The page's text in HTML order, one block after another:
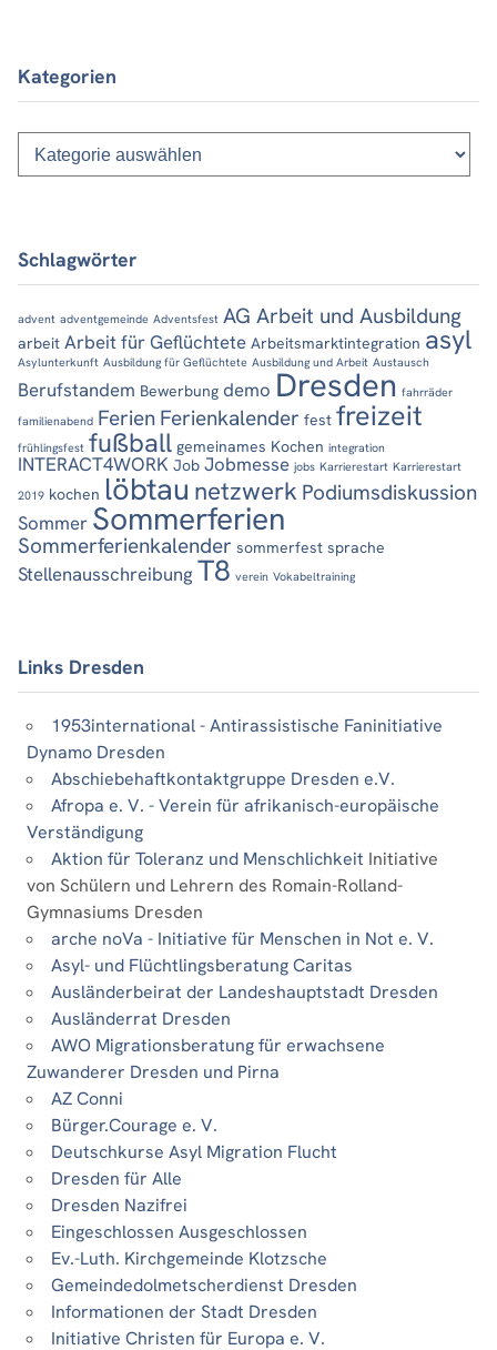
Kategorien
Kategorien
Schlagwörter
advent adventgemeinde Adventsfest AG Arbeit und Ausbildung
arbeit Arbeit für Geflüchtete Arbeitsmarktintegration asyl
Asylunterkunft Ausbildung für Geflüchtete Ausbildung und Arbeit Austausch
Berufstandem Bewerbung demo Dresden fahrräder
familienabend Ferien Ferienkalender fest freizeit
frühlingsfest fußball gemeinames Kochen integration
INTERACT4WORK Job Jobmesse jobs Karrierestart Karrierestart
2019 kochen löbtau netzwerk Podiumsdiskussion
Sommer Sommerferien
Sommerferienkalender sommerfest sprache
Stellenausschreibung T8 verein Vokabeltraining
Links Dresden
1953international - Antirassistische Faninitiative
Dynamo Dresden
Abschiebehaftkontaktgruppe Dresden e.V.
Afropa e. V. - Verein für afrikanisch-europäische
Verständigung
Aktion für Toleranz und Menschlichkeit Initiative
von Schülern und Lehrern des Romain-Rolland-
Gymnasiums Dresden
arche noVa - Initiative für Menschen in Not e. V.
Asyl- und Flüchtlingsberatung Caritas
Ausländerbeirat der Landeshauptstadt Dresden
Ausländerrat Dresden
AWO Migrationsberatung für erwachsene
Zuwanderer Dresden und Pirna
AZ Conni
Bürger.Courage e. V.
Deutschkurse Asyl Migration Flucht
Dresden für Alle
Dresden Nazifrei
Eingeschlossen Ausgeschlossen
Ev.-Luth. Kirchgemeinde Klotzsche
Gemeindedolmetscherdienst Dresden
Informationen der Stadt Dresden
Initiative Christen für Europa e. V.